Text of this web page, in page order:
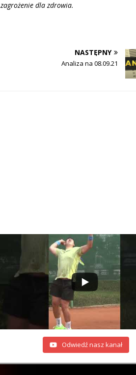
dla zdrowia.
NASTĘPNY
Analiza na 08.09.21
Odwiedź nasz kanał